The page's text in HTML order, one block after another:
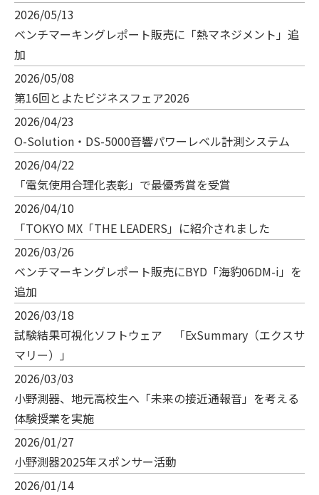
2026/05/13
ベンチマーキングレポート販売に「熱マネジメント」追
加
2026/05/08
第16回とよたビジネスフェア2026
2026/04/23
O-Solution・DS-5000音響パワーレベル計測システム
2026/04/22
「電気使用合理化表彰」で最優秀賞を受賞
2026/04/10
「TOKYO MX「THE LEADERS」に紹介されました
2026/03/26
ベンチマーキングレポート販売にBYD「海豹06DM-i」を
追加
2026/03/18
試験結果可視化ソフトウェア 「ExSummary（エクスサ
マリー）」
2026/03/03
小野測器、地元高校生へ「未来の接近通報音」を考える
体験授業を実施
2026/01/27
小野測器2025年スポンサー活動
2026/01/14